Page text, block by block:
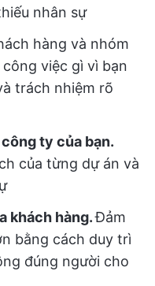
nhân sự
hàng và nhóm
việc gì vì bạn
trách nhiệm rõ
ty của bạn.
của từng dự án và
khách hàng.Đảm
bằng cách duy trì
đúng người cho